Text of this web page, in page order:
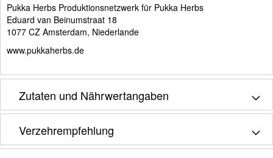
Pukka Herbs Produktionsnetzwerk für Pukka Herbs
Eduard van Beinumstraat 18
1077 CZ Amsterdam, Niederlande
www.pukkaherbs.de
Zutaten und Nährwertangaben
Verzehrempfehlung